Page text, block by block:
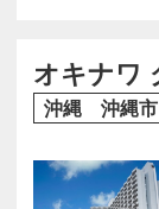
数々は、食
優雅に遊ぶ
オキナワ
沖縄 沖縄市